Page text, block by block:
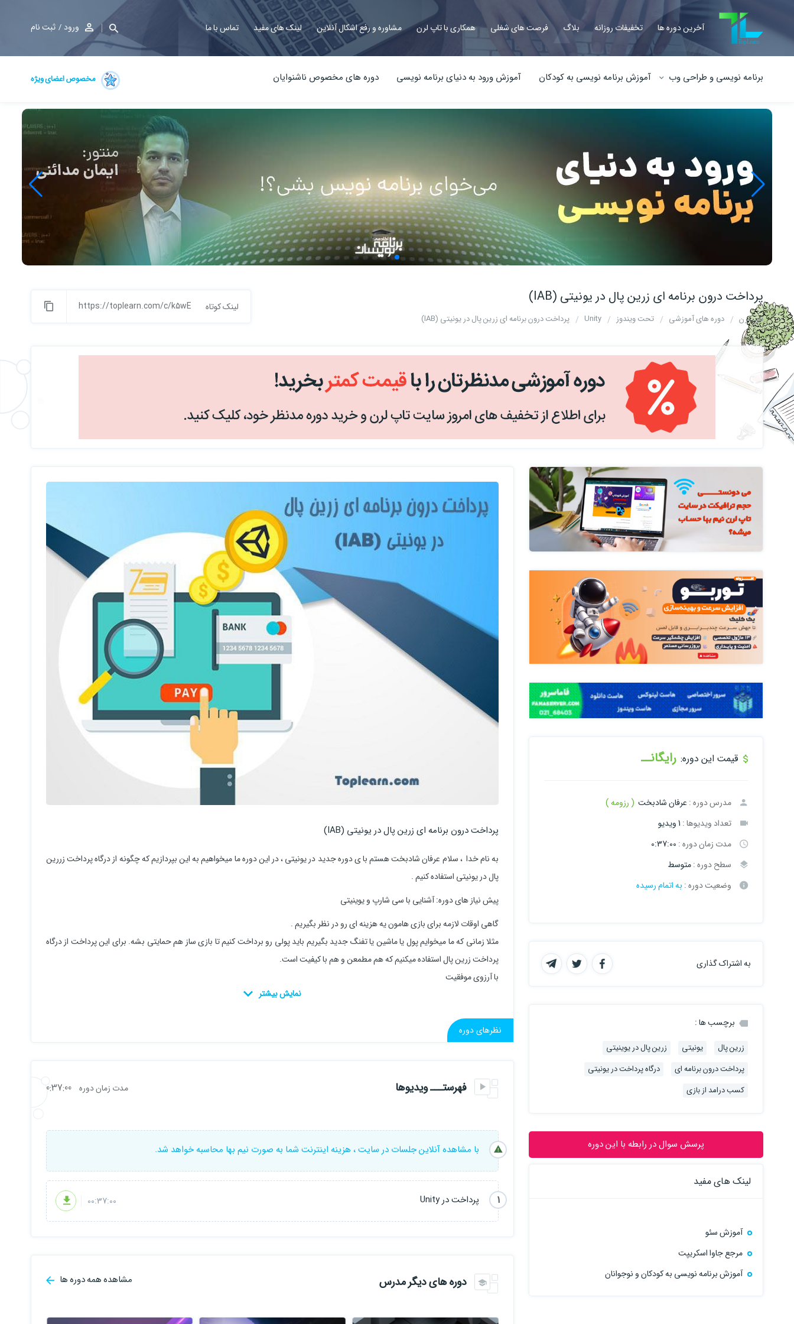
آخرین دوره ها تخفیفات روزانه بلاگ فرصت های شغلی همکاری با تاپ لرن مشاوره و رفع اشکال آنلاین لینک های مفید تماس با ما ورود ثبت نام
برنامه نویسی و طراحی وب آموزش برنامه نویسی به کودکان آموزش ورود به دنیای برنامه نویسی دوره های مخصوص ناشنوایان مخصوص اعضای ویژه
پرداخت درون برنامه ای زرین پال در یونیتی (IAB)
تاپ لرن دوره های آموزشی تحت ویندوز Unity پرداخت درون برنامه ای زرین پال در یونیتی (IAB)
لینک کوتاه https://toplearn.com/c/k5wE
پرداخت درون برنامه ای زرین پال در یونیتی (IAB)
به نام خدا ، سلام عرفان شادبخت هستم با ی دوره جدید در یونیتی ، در این دوره ما میخواهیم به این بپردازیم که چگونه از درگاه پرداخت زررین
پال در یونیتی استفاده کنیم .
پیش نیاز های دوره: آشنایی با سی شارپ و یوینیتی
گاهی اوقات لازمه برای بازی هامون یه هزینه ای رو در نظر بگیریم .
مثلا زمانی که ما میخوایم پول یا ماشین یا تفنگ جدید بگیریم باید پولی رو برداخت کنیم تا بازی ساز هم حمایتی بشه. برای این پرداخت از درگاه
پرداخت زرین پال استفاده میکنیم که هم مطمعن و هم با کیفیت است.
با آرزوی موفقیت
نظرهای دوره
فهرستـــ ویدیوها مدت زمان دوره 0:37:00
با مشاهده آنلاین جلسات در سایت ، هزینه اینترنت شما به صورت نیم بها محاسبه خواهد شد.
1 پرداخت در Unity 00:37:00
دوره های دیگر مدرس مشاهده همه دوره ها
قیمت این دوره: رایگانــ
مدرس دوره : عرفان شادبخت ( رزومه )
تعداد ویدیوها : 1 ویدیو
مدت زمان دوره : 0:37:00
سطح دوره :متوسط
وضعیت دوره : به اتمام رسیده
به اشتراک گذاری
برچسب ها :
زرین پال یونیتی
زرین پال در یوینیتی
پرداخت درون برنامه ای
درگاه پرداخت در یونیتی
کسب درامد از بازی
پرسش سوال در رابطه با این دوره
لینک های مفید
آموزش سئو
مرجع جاوا اسکریپت
آموزش برنامه نویسی به کودکان و نوجوانان